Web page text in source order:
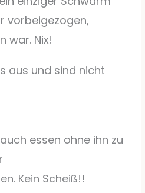
vorbeigezogen,
war. Nix!
aus und sind nicht
essen ohne ihn zu
Kein Scheiß!!